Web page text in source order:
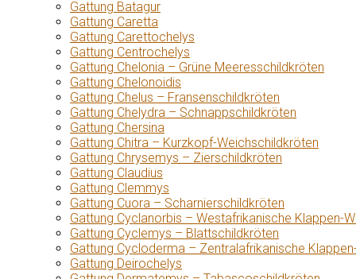
Gattung Batagur
Gattung Caretta
Gattung Carettochelys
Gattung Centrochelys
Gattung Chelonia – Grüne Meeresschildkröten
Gattung Chelonoidis
Gattung Chelus – Fransenschildkröten
Gattung Chelydra – Schnappschildkröten
Gattung Chersina
Gattung Chitra – Kurzkopf-Weichschildkröten
Gattung Chrysemys – Zierschildkröten
Gattung Claudius
Gattung Clemmys
Gattung Cuora – Scharnierschildkröten
Gattung Cyclanorbis – Westafrikanische Klappen-
Gattung Cyclemys – Blattschildkröten
Gattung Cycloderma – Zentralafrikanische
Gattung Deirochelys